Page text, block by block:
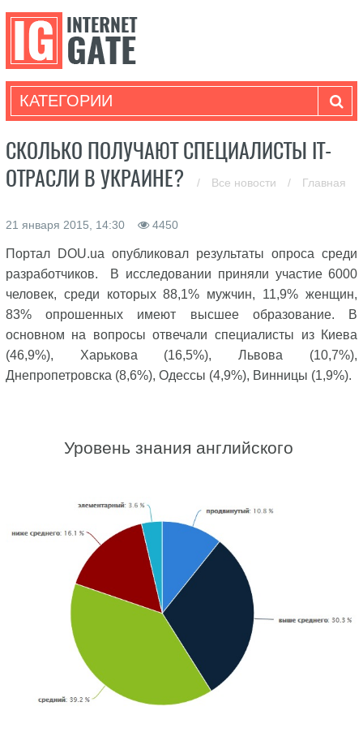
КАТЕГОРИИ
СКОЛЬКО ПОЛУЧАЮТ СПЕЦИАЛИСТЫ IT-
ОТРАСЛИ В УКРАИНЕ?
/ Все новости / Главная
21 января 2015, 14:30 4450
Портал DOU.ua опубликовал результаты опроса среди
разработчиков. В исследовании приняли участие 6000
человек, среди которых 88,1% мужчин, 11,9% женщин,
83% опрошенных имеют высшее образование. В
основном на вопросы отвечали специалисты из Киева
(46,9%), Харькова (16,5%), Львова (10,7%),
Днепропетровска (8,6%), Одессы (4,9%), Винницы (1,9%).
Уровень знания английского